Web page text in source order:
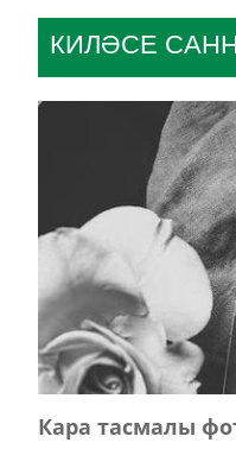
КИЛӘСЕ
Кара тасмалы